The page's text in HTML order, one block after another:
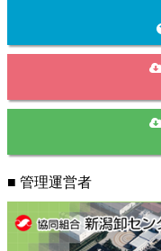
■ 管理運営者